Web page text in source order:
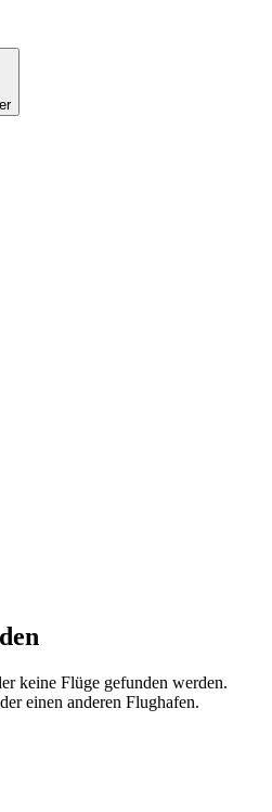
keine Flüge gefunden werden.
einen anderen Flughafen.